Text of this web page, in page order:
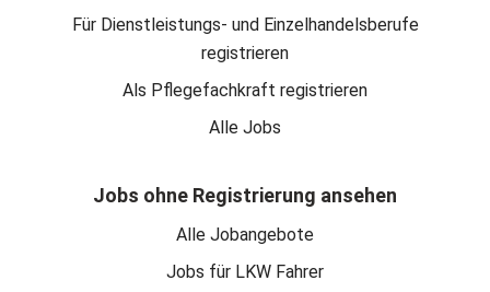
Für Dienstleistungs- und Einzelhandelsberufe
registrieren
Als Pflegefachkraft registrieren
Alle Jobs
Jobs ohne Registrierung ansehen
Alle Jobangebote
Jobs für LKW Fahrer